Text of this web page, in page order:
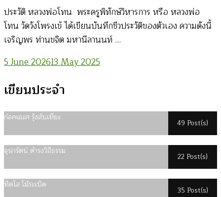
ประวัติ หลวงพ่อโทน พระครูพิทักษ์วิหารการ หรือ หลวงพ่อ
โทน วัดวังโพรงเข้ ได้เขียนบันทึกชีวประวัติของตัวเอง ความดังนี้
เจริญพร ท่านขจิต มหานีลานนท์ …
5 June 202613 May 2025
เขียนประจำ
ก่อคเณศ รุ้งสันเทียะ
49 Post(s)
จุฬารัตน์ ดำรงวิถีธรรม
22 Post(s)
ทิดโส โม้ระเบิด
35 Post(s)